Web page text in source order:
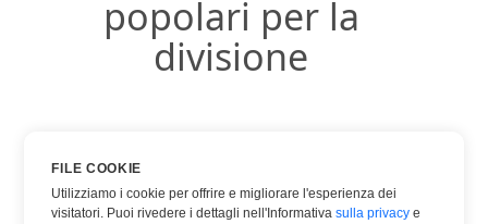
popolari per la
divisione
DOCX
PDF
FILE COOKIE
Utilizziamo i cookie per offrire e migliorare l'esperienza dei
visitatori. Puoi rivedere i dettagli nell'Informativasulla privacy e